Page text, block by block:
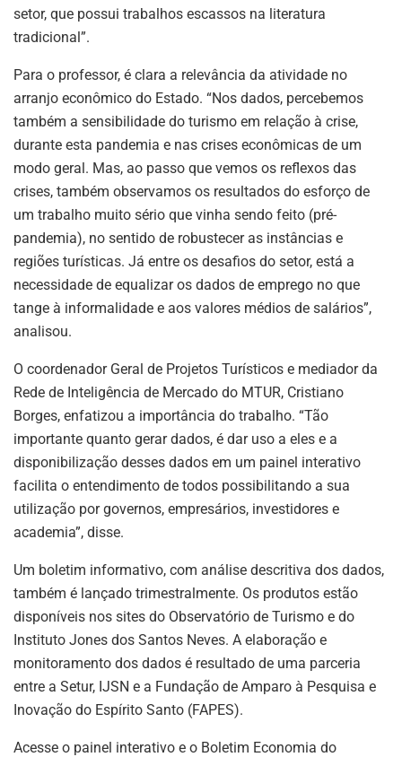
setor, que possui trabalhos escassos na literatura
tradicional”.
Para o professor, é clara a relevância da atividade no
arranjo econômico do Estado. “Nos dados, percebemos
também a sensibilidade do turismo em relação à crise,
durante esta pandemia e nas crises econômicas de um
modo geral. Mas, ao passo que vemos os reflexos das
crises, também observamos os resultados do esforço de
um trabalho muito sério que vinha sendo feito (pré-
pandemia), no sentido de robustecer as instâncias e
regiões turísticas. Já entre os desafios do setor, está a
necessidade de equalizar os dados de emprego no que
tange à informalidade e aos valores médios de salários”,
analisou.
O coordenador Geral de Projetos Turísticos e mediador da
Rede de Inteligência de Mercado do MTUR, Cristiano
Borges, enfatizou a importância do trabalho. “Tão
importante quanto gerar dados, é dar uso a eles e a
disponibilização desses dados em um painel interativo
facilita o entendimento de todos possibilitando a sua
utilização por governos, empresários, investidores e
academia”, disse.
Um boletim informativo, com análise descritiva dos dados,
também é lançado trimestralmente. Os produtos estão
disponíveis nos sites do Observatório de Turismo e do
Instituto Jones dos Santos Neves. A elaboração e
monitoramento dos dados é resultado de uma parceria
entre a Setur, IJSN e a Fundação de Amparo à Pesquisa e
Inovação do Espírito Santo (FAPES).
Acesse o painel interativo e o Boletim Economia do